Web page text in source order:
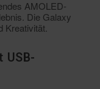
AMOLED-
Die Galaxy
Kreativität.
USB-